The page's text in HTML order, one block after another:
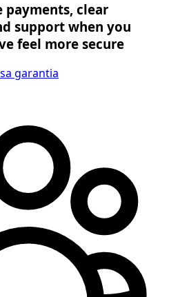
payments, clear
support when you
feel more secure
garantia